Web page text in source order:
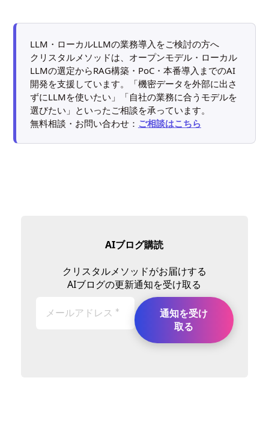
LLM・ローカルLLMの業務導入をご検討の方へ
クリスタルメソッドは、オープンモデル・ローカル
LLMの選定からRAG構築・PoC・本番導入までのAI
開発を支援しています。「機密データを外部に出さ
ずにLLMを使いたい」「自社の業務に合うモデルを
選びたい」といったご相談を承っています。
無料相談・お問い合わせ： ご相談はこちら
AIブログ購読
クリスタルメソッドがお届けする
AIブログの更新通知を受け取る